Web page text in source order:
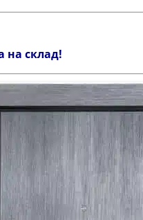
на склад!